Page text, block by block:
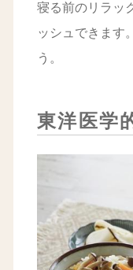
寝る前のリラッ
ッシュできます
う。
東洋医学